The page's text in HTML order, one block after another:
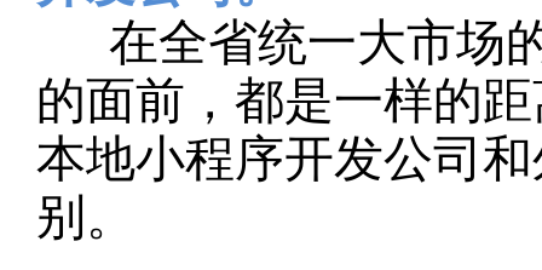
在全省统一大市场
的面前，都是一样的
本地小程序开发公司
别。